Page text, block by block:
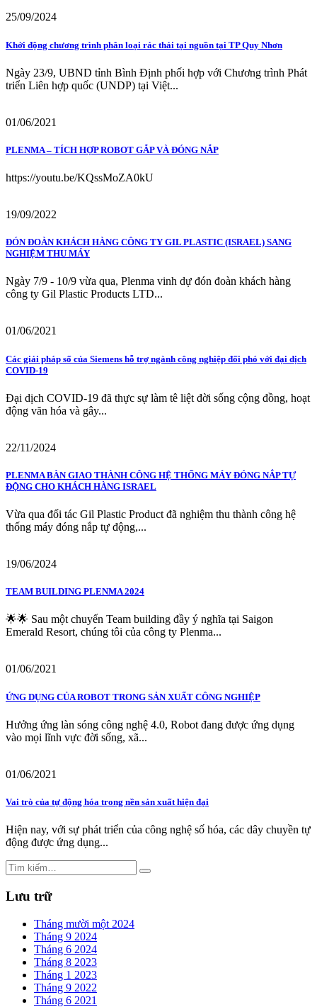
25/09/2024
Khởi động chương trình phân loại rác thải tại nguồn tại TP Quy Nhơn
Ngày 23/9, UBND tỉnh Bình Định phối hợp với Chương trình Phát
triển Liên hợp quốc (UNDP) tại Việt...
01/06/2021
PLENMA – TÍCH HỢP ROBOT GẮP VÀ ĐÓNG NẮP
https://youtu.be/KQssMoZA0kU
19/09/2022
ĐÓN ĐOÀN KHÁCH HÀNG CÔNG TY GIL PLASTIC (ISRAEL) SANG
NGHIỆM THU MÁY
Ngày 7/9 - 10/9 vừa qua, Plenma vinh dự đón đoàn khách hàng
công ty Gil Plastic Products LTD...
01/06/2021
Các giải pháp số của Siemens hỗ trợ ngành công nghiệp đối phó với đại dịch
COVID-19
Đại dịch COVID-19 đã thực sự làm tê liệt đời sống cộng đồng, hoạt
động văn hóa và gây...
22/11/2024
PLENMA BÀN GIAO THÀNH CÔNG HỆ THỐNG MÁY ĐÓNG NẮP TỰ
ĐỘNG CHO KHÁCH HÀNG ISRAEL
Vừa qua đối tác Gil Plastic Product đã nghiệm thu thành công hệ
thống máy đóng nắp tự động,...
19/06/2024
TEAM BUILDING PLENMA 2024
🌟🌟 Sau một chuyến Team building đầy ý nghĩa tại Saigon
Emerald Resort, chúng tôi của công ty Plenma...
01/06/2021
ỨNG DỤNG CỦA ROBOT TRONG SẢN XUẤT CÔNG NGHIỆP
Hưởng ứng làn sóng công nghệ 4.0, Robot đang được ứng dụng
vào mọi lĩnh vực đời sống, xã...
01/06/2021
Vai trò của tự động hóa trong nền sản xuất hiện đại
Hiện nay, với sự phát triển của công nghệ số hóa, các dây chuyền tự
động được ứng dụng...
Lưu trữ
Tháng mười một 2024
Tháng 9 2024
Tháng 6 2024
Tháng 8 2023
Tháng 1 2023
Tháng 9 2022
Tháng 6 2021